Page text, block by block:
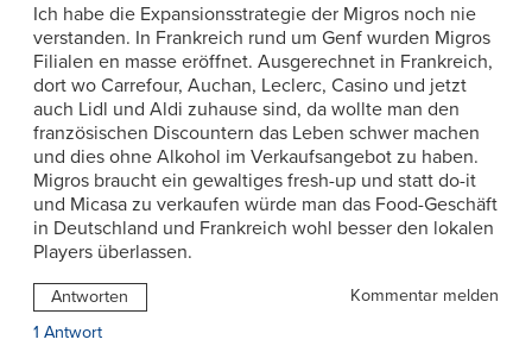
Ich habe die Expansionsstrategie der Migros noch nie
verstanden. In Frankreich rund um Genf wurden Migros
Filialen en masse eröffnet. Ausgerechnet in Frankreich,
dort wo Carrefour, Auchan, Leclerc, Casino und jetzt
auch Lidl und Aldi zuhause sind, da wollte man den
französischen Discountern das Leben schwer machen
und dies ohne Alkohol im Verkaufsangebot zu haben.
Migros braucht ein gewaltiges fresh-up und statt do-it
und Micasa zu verkaufen würde man das Food-Geschäft
in Deutschland und Frankreich wohl besser den lokalen
Players überlassen.
Antworten
Kommentar melden
1 Antwort